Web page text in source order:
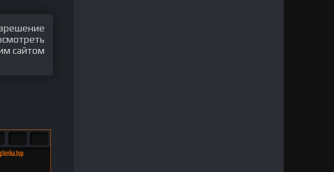
сайтом